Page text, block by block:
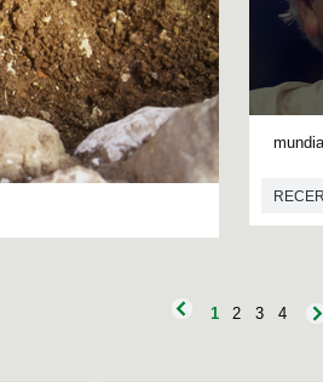
0
1 2 3 4